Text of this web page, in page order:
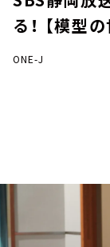
YouTube
る！ 【模型
ONE-J